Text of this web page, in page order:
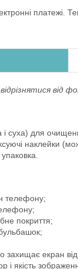
платежі.
від
і суха) для
наклейки
телефону;
покриття;
захищає екран
і якість